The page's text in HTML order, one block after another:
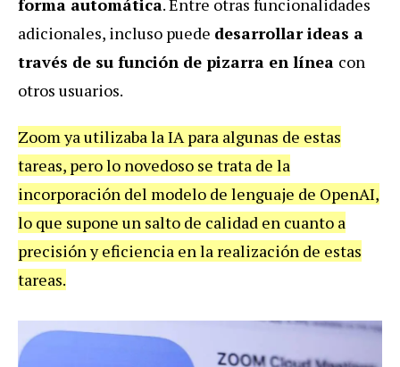
forma automática.Entre otras funcionalidades
adicionales, incluso puede desarrollar ideas a
través de su función de pizarra en línea con
otros usuarios.
Zoom ya utilizaba la IA para algunas de estas
tareas, pero lo novedoso se trata de la
incorporación del modelo de lenguaje de OpenAI,
lo que supone un salto de calidad en cuanto a
precisión y eficiencia en la realización de estas
tareas.